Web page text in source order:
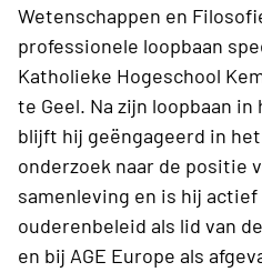
Wetenschappen en
professionele loopbaan
Katholieke Hogeschool
te Geel. Na zijn loopbaan
blijft hij geëngageerd in
onderzoek naar de positie
samenleving en is hij
ouderenbeleid als lid van
en bij AGE Europe als